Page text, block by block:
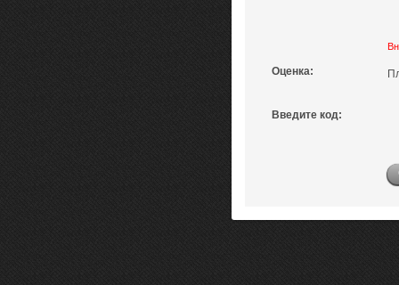
Оценка:
Введите код: